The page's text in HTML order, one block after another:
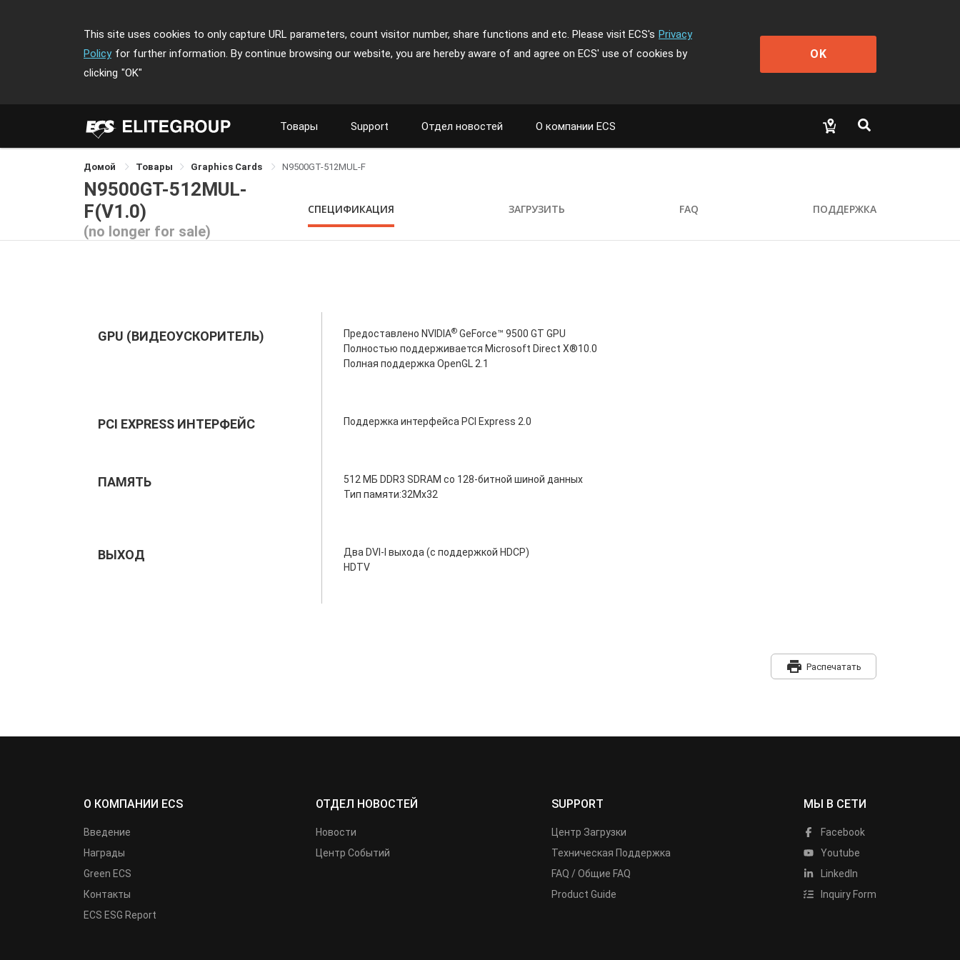
This site uses cookies to only capture URL parameters, count visitor number, share functions and etc. Please visit ECS's Privacy
Policy for further information. By continue browsing our website, you are hereby aware of and agree on ECS' use of cookies by
clicking "OK"
OK
Товары Support Отдел новостей О компании ECS
Домой Товары Graphics Cards N9500GT-512MUL-F
N9500GT-512MUL-
F(V1.0)
(no longer for sale)
СПЕЦИФИКАЦИЯ ЗАГРУЗИТЬ FAQ ПОДДЕРЖКА
GPU (ВИДЕОУСКОРИТЕЛЬ) Предоставлено NVIDIA® GeForce™ 9500 GT GPU
Полностью поддерживается Microsoft Direct X®10.0
Полная поддержка OpenGL 2.1
PCI EXPRESS ИНТЕРФЕЙС Поддержка интерфейса PCI Express 2.0
ПАМЯТЬ
512 МБ DDR3 SDRAM со 128-битной шиной данных
Тип памяти:32Mx32
ВЫХОД
Два DVI-I выхода (с поддержкой HDCP)
HDTV
print Распечатать
О КОМПАНИИ ECS
Введение
Награды
Green ECS
Контакты
ECS ESG Report
ОТДЕЛ НОВОСТЕЙ
Новости
Центр Событий
SUPPORT
Центр Загрузки
Техническая Поддержка
FAQ / Общие FAQ
Product Guide
МЫ В СЕТИ
Facebook
Youtube
LinkedIn
Inquiry Form